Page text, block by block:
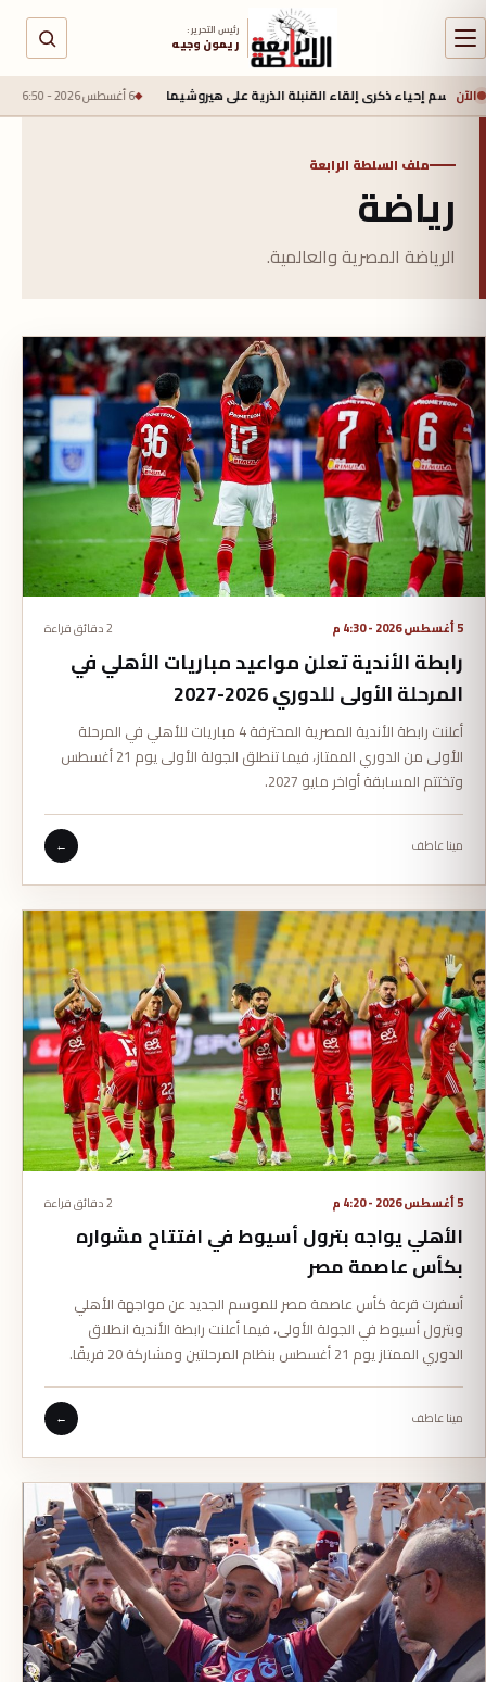
رئيس التحرير :
ريمون وجيه
الآنالقنبلة الذرية على هيروشيما 6 أغسطس 2026 - 6:50 ص جيش الاحتلال يعلن مقتل جنديين وإصابة
ملف السلطة الرابعة
رياضة
الرياضة المصرية والعالمية.
5 أغسطس 2026 - 4:30 م 2 دقائق قراءة
رابطة الأندية تعلن مواعيد مباريات الأهلي في
المرحلة الأولى للدوري 2026-2027
أعلنت رابطة الأندية المصرية المحترفة 4 مباريات للأهلي في المرحلة
الأولى من الدوري الممتاز، فيما تنطلق الجولة الأولى يوم 21 أغسطس
وتختتم المسابقة أواخر مايو 2027.
مينا عاطف ←
5 أغسطس 2026 - 4:20 م 2 دقائق قراءة
الأهلي يواجه بترول أسيوط في افتتاح مشواره
بكأس عاصمة مصر
أسفرت قرعة كأس عاصمة مصر للموسم الجديد عن مواجهة الأهلي
وبترول أسيوط في الجولة الأولى، فيما أعلنت رابطة الأندية انطلاق
الدوري الممتاز يوم 21 أغسطس بنظام المرحلتين ومشاركة 20 فريقًا.
مينا عاطف ←